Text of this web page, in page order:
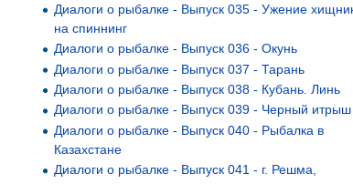
Диалоги о рыбалке - Выпуск 035 - Ужение
на спиннинг
Диалоги о рыбалке - Выпуск 036 - Окунь
Диалоги о рыбалке - Выпуск 037 - Тарань
Диалоги о рыбалке - Выпуск 038 - Кубань. Линь
Диалоги о рыбалке - Выпуск 039 - Черный итрыш
Диалоги о рыбалке - Выпуск 040 - Рыбалка в
Казахстане
Диалоги о рыбалке - Выпуск 041 - г. Решма,